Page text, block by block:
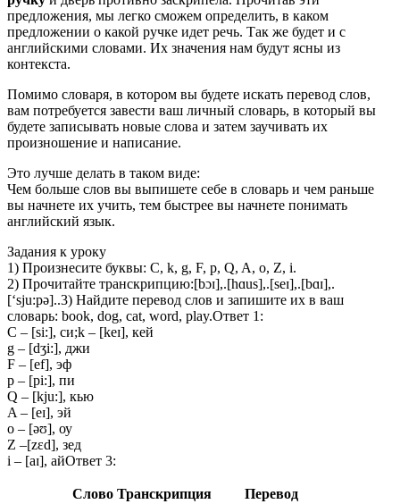
предложения, мы легко сможем определить, в каком
предложении о какой ручке идет речь. Так же будет и с
английскими словами. Их значения нам будут ясны из
контекста.
Помимо словаря, в котором вы будете искать перевод слов,
вам потребуется завести ваш личный словарь, в который вы
будете записывать новые слова и затем заучивать их
произношение и написание.
Это лучше делать в таком виде:
Чем больше слов вы выпишете себе в словарь и чем раньше
вы начнете их учить, тем быстрее вы начнете понимать
английский язык.
Задания к уроку
1) Произнесите буквы: C, k, g, F, p, Q, A, o, Z, i.
2) Прочитайте транскрипцию:[bɔɪ],.[hɑus],.[seɪ],.[bɑɪ],.
[‘sju:pǝ]..3) Найдите перевод слов и запишите их в ваш
словарь: book, dog, cat, word, play.Ответ 1:
С – [si:], си;k – [keɪ], кей
g – [dʒi:], джи
F – [ef], эф
p – [pi:], пи
Q – [kju:], кью
A – [eɪ], эй
o – [əʊ], оу
Z –[zɛd], зед
i – [aɪ], айОтвет 3:
Слово Транскрипция Перевод